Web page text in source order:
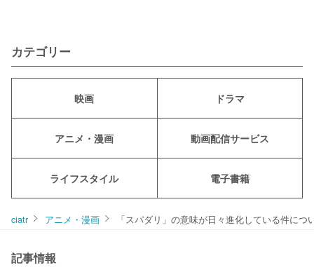
カテゴリー
映画 ドラマ
アニメ・漫画 動画配信サービス
ライフスタイル 電子書籍
ciatr アニメ・漫画 「スパダリ」の意味が日々進化している件につ
記事情報